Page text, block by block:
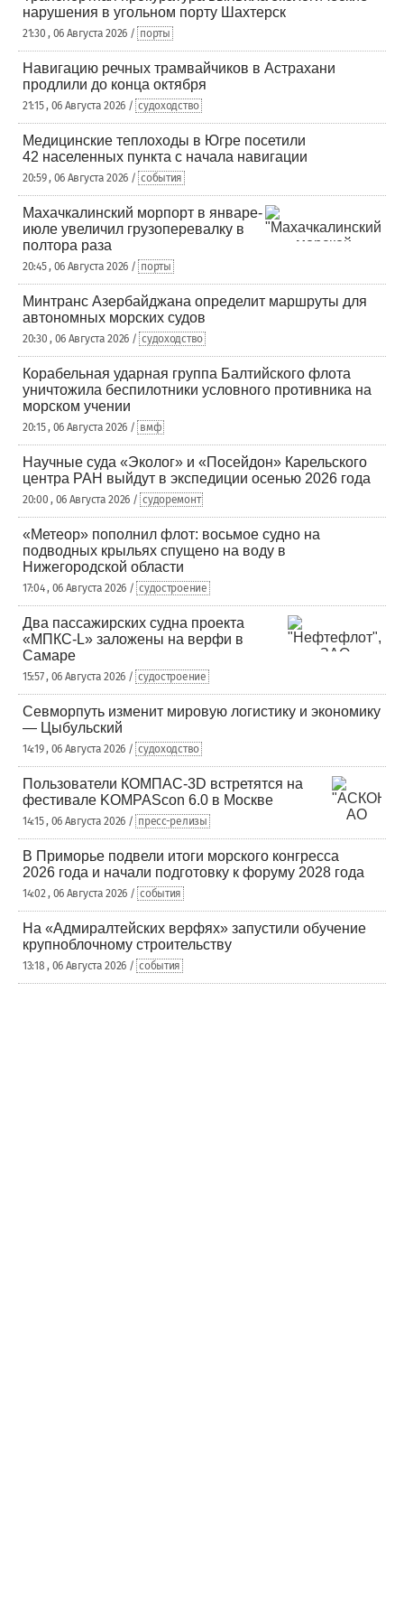
нарушения в угольном порту Шахтерск
21:30 , 06 Августа 2026 / порты
Навигацию речных трамвайчиков в Астрахани
продлили до конца октября
21:15 , 06 Августа 2026 / судоходство
Медицинские теплоходы в Югре посетили
42 населенных пункта с начала навигации
20:59 , 06 Августа 2026 / события
Махачкалинский морпорт в январе-
июле увеличил грузоперевалку в
полтора раза
20:45 , 06 Августа 2026 / порты
Минтранс Азербайджана определит маршруты для
автономных морских судов
20:30 , 06 Августа 2026 / судоходство
Корабельная ударная группа Балтийского флота
уничтожила беспилотники условного противника на
морском учении
20:15 , 06 Августа 2026 / вмф
Научные суда «Эколог» и «Посейдон» Карельского
центра РАН выйдут в экспедиции осенью 2026 года
20:00 , 06 Августа 2026 / судоремонт
«Метеор» пополнил флот: восьмое судно на
подводных крыльях спущено на воду в
Нижегородской области
17:04 , 06 Августа 2026 / судостроение
Два пассажирских судна проекта
«МПКС-L» заложены на верфи в
Самаре
15:57 , 06 Августа 2026 / судостроение
Севморпуть изменит мировую логистику и экономику
— Цыбульский
14:19 , 06 Августа 2026 / судоходство
Пользователи КОМПАС-3D встретятся на
фестивале KOMPAScon 6.0 в Москве
14:15 , 06 Августа 2026 / пресс-релизы
В Приморье подвели итоги морского конгресса
2026 года и начали подготовку к форуму 2028 года
14:02 , 06 Августа 2026 / события
На «Адмиралтейских верфях» запустили обучение
крупноблочному строительству
13:18 , 06 Августа 2026 / события